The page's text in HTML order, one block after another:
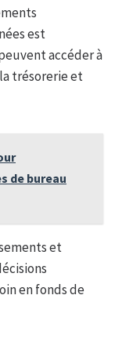
est
accéder à
trésorerie et
de bureau
et
en fonds de